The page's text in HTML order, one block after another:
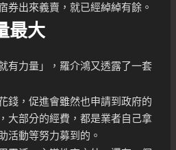
券出來義賣，就已經綽綽有餘。
最大
力量」，羅介鴻又透露了一套
，促進會雖然也申請到政府的
大部分的經費，都是業者自己拿
活動等努力募到的。